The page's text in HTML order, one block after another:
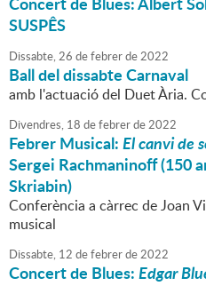
SUSPÊS
Dissabte,26 defebrerde2022
Ball del dissabte Carnaval
amb l'actuació del Duet Ària.
Divendres, 18 defebrerde2022
Febrer Musical:El canvi de
Sergei Rachmaninoff (150
Skriabin)
Conferència a càrrec de Joan
musical
Dissabte, 12 defebrerde2022
Concert de Blues:Edgar